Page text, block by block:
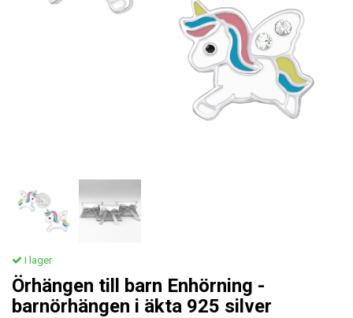
I lager
Örhängen till barn Enhörning -
barnörhängen i äkta 925 silver